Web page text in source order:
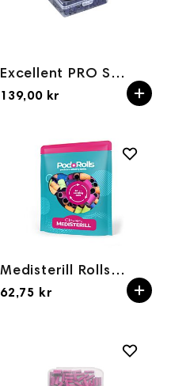
Excellent PRO Slipebånd 3 mm 320 korn - 100 stk
139,00 kr
Medisterill Rolls for Pedicure and Manicure, color mix - 50pcs.
62,75 kr